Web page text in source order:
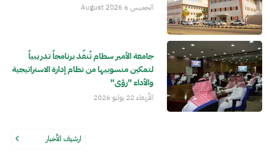
الخميس 6 August 2026
جامعة الأمير سطام تُنفّذ برنامجاً تدريبياً
لتمكين منسوبيها من نظام إدارة الاستراتيجية
والأداء "رؤى"
الأربعاء 22 يوليو 2026
ارشيف الأخبار